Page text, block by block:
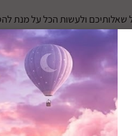
ולעשות הכל על מנת
היא לתת לו את המענה